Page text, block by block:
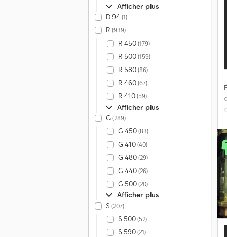
Afficher plus
D 94(1)
R (939)
R 450(179)
R 500(159)
R 580(86)
R 460(67)
R 410(59)
Afficher plus
G(289)
G 450(83)
G 410(40)
G 480(29)
G 440(26)
G 500(20)
Afficher plus
S (207)
S 500(52)
S 590(21)